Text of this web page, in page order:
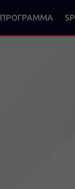
ΠΡΟΓΡΑΜΜΑ